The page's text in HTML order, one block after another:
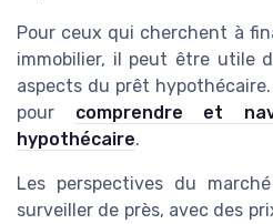
Pour ceux qui cherchent à
immobilier, il peut être utile
aspects du prêt
pour comprendre et
hypothécaire.
Les perspectives du
surveiller de près, avec des